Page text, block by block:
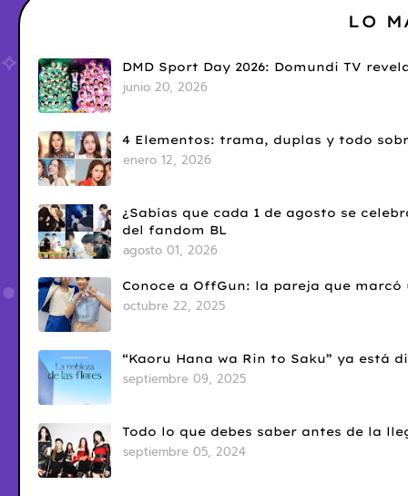
LO
DMD Sport Day 2026: Domundi TV
junio 20, 2026
4 Elementos: trama, duplas y todo
enero 12, 2026
¿Sabías que cada 1 de agosto se
del fandom BL
agosto 01, 2026
Conoce a OffGun: la pareja que
octubre 22, 2025
“Kaoru Hana wa Rin to Saku” ya está
septiembre 09, 2025
Todo lo que debes saber antes de la
septiembre 05, 2024